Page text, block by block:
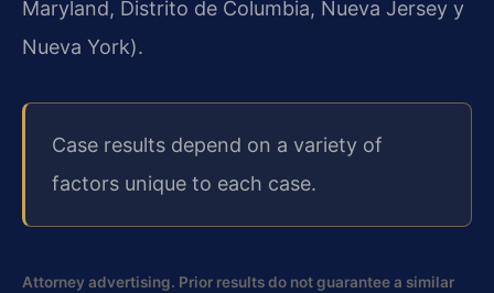
Maryland, Distrito de Columbia, Nueva Jersey y
Nueva York).
Case results depend on a variety of
factors unique to each case.
Attorney advertising. Prior results do not guarantee a similar